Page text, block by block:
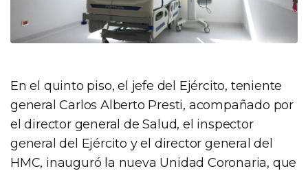
En el quinto piso, el jefe del Ejército, teniente
general Carlos Alberto Presti, acompañado por
el director general de Salud, el inspector
general del Ejército y el director general del
HMC, inauguró la nueva Unidad Coronaria, que